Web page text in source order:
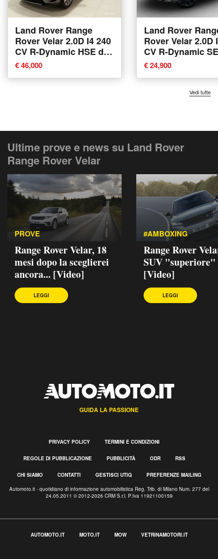
Land Rover Range
Rover Velar 2.0D I4 240
CV R-Dynamic HSE del
2017 usata a Agliana
€ 46,000
Land Rover
Rover Velar 2.0D
CV R-Dynamic
2019 usata a
€ 24,900
Vedi tutte
Ultime prove e news su Land Rover
Range Rover Velar
PROVE
Range Rover Velar, 18
mesi dopo la sceglierei
ancora... [Video]
LEGGI
#AMBOXING
Range Rover
SUV "superiore"
[Video]
LEGGI
GUIDA LA PASSIONE
PRIVACY POLICY TERMINI E CONDIZIONI
REGOLE DI PUBBLICAZIONE PUBBLICITÀ ODR RSS
CHI SIAMO CONTATTI GESTISCI UTIQ PREFERENZE MAILING
Automoto.it - quotidiano di informazione automobilistica Reg. Trib. di Milano Num. 277 del
24.05.2011 © 2012-2026 CRM S.r.l. P.Iva 11921100159
AUTOMOTO.IT MOTO.IT MOW VETRINAMOTORI.IT